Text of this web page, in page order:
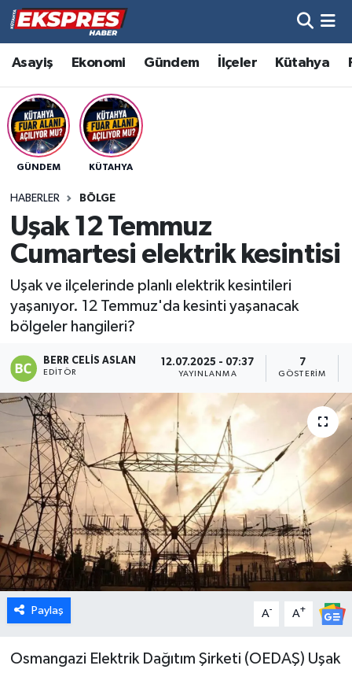
Asayiş Ekonomi Gündem İlçeler Kütahya
GÜNDEM KÜTAHYA
HABERLER BÖLGE
Uşak 12 Temmuz
Cumartesi elektrik kesintisi
Uşak ve ilçelerinde planlı elektrik kesintileri
yaşanıyor. 12 Temmuz'da kesinti yaşanacak
bölgeler hangileri?
BERR CELIS ASLAN
EDITÖR
12.07.2025 - 07:37
YAYINLANMA
7
GÖSTERIM
Paylaş A- A+
Osmangazi Elektrik Dağıtım Şirketi (OEDAŞ) Uşak
Altıntaş
Asayiş
Aslanapa
Bölge
Çavdarhisar
Domaniç
Eğitim
Ekonomi
Emet
Foto Galeri
Gediz
Genel
Gündem
Hava Durumu
Trafik Durumu
Süper Lig Puan Durumu ve Fikstür
Son Dakika Haberleri
Haber Arşivi